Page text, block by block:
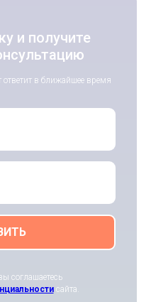
и получите
ответит в ближайшее время
соглашаетесь
сайта.